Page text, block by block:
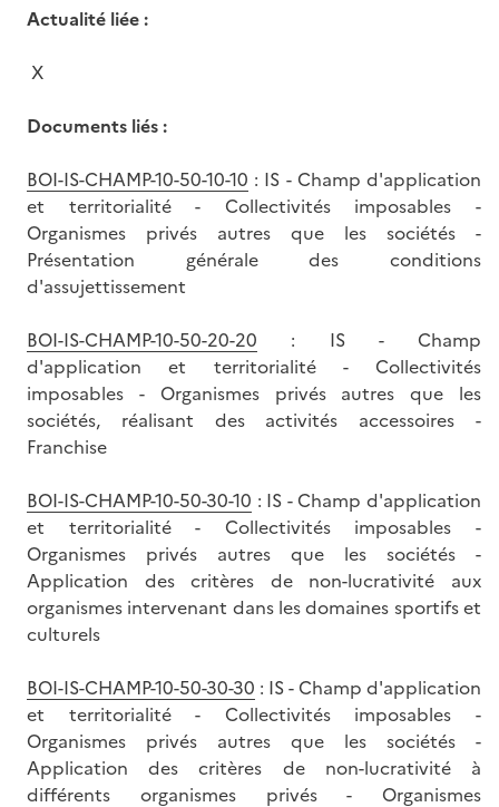
Actualité liée :
X
Documents liés :
BOI-IS-CHAMP-10-50-10-10 : IS - Champ d'application
et territorialité - Collectivités imposables -
Organismes privés autres que les sociétés -
Présentation générale des conditions
d'assujettissement
BOI-IS-CHAMP-10-50-20-20 : IS - Champ
d'application et territorialité - Collectivités
imposables - Organismes privés autres que les
sociétés, réalisant des activités accessoires -
Franchise
BOI-IS-CHAMP-10-50-30-10 : IS - Champ d'application
et territorialité - Collectivités imposables -
Organismes privés autres que les sociétés -
Application des critères de non-lucrativité aux
organismes intervenant dans les domaines sportifs et
culturels
BOI-IS-CHAMP-10-50-30-30 : IS - Champ d'application
et territorialité - Collectivités imposables -
Organismes privés autres que les sociétés -
Application des critères de non-lucrativité à
différents organismes privés - Organismes